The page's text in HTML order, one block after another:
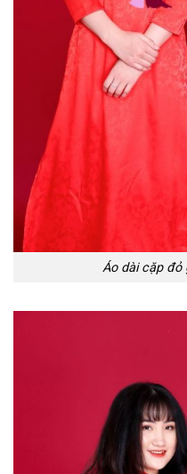
Áo dài cặp đỏ